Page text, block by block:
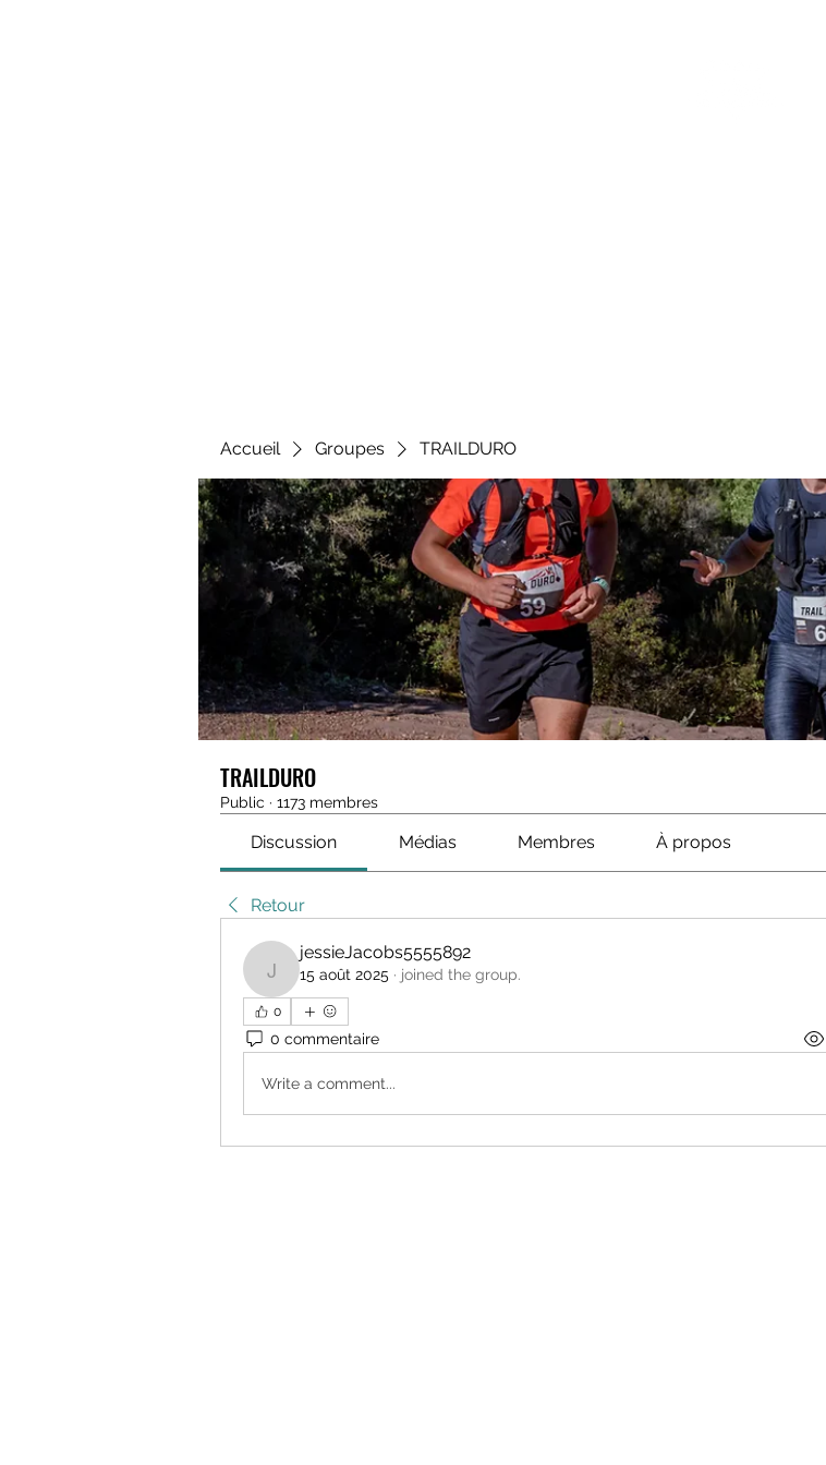
Accueil Groupes TRAILDURO
TRAILDURO
Public · 1173 membres
Discussion Médias Membres À propos
Retour
jessieJacobs5555892
jessieJacobs5555892
15 août 2025 · joined the group.
0
0 commentaire
Write a comment...